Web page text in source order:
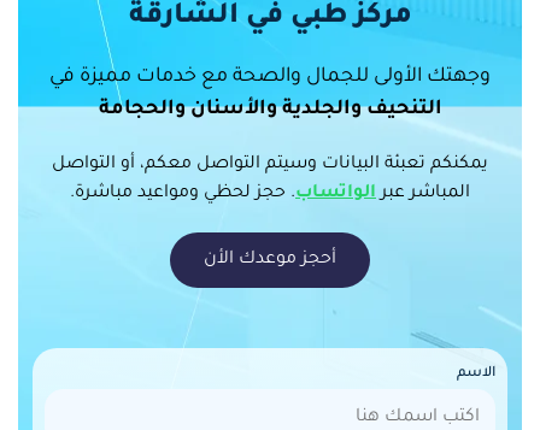
مركز طبي في الشارقة
وجهتك الأولى للجمال والصحة مع خدمات مميزة في
التنحيف والجلدية والأسنان والحجامة
يمكنكم تعبئة البيانات وسيتم التواصل معكم، أو التواصل
المباشر عبرالواتساب. حجز لحظي ومواعيد مباشرة.
أحجز موعدك الأن
الاسم